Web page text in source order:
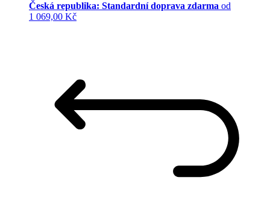
Česká republika: Standardní doprava zdarma od
1 069,00 Kč